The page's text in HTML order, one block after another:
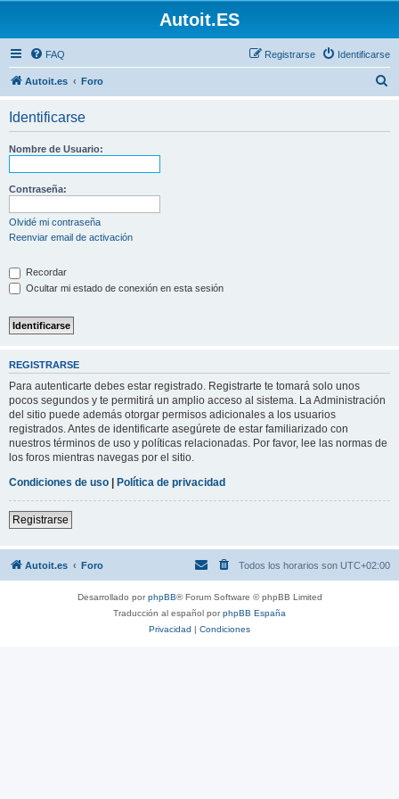
Autoit.ES
FAQ Identificarse
Registrarse
Autoit.es Foro
Identificarse
Nombre de Usuario:
Contraseña:
Olvidé mi contraseña
Reenviar email de activación
Recordar
Ocultar mi estado de conexión en esta sesión
REGISTRARSE
Para autenticarte debes estar registrado. Registrarte te tomará solo unos
pocos segundos y te permitirá un amplio acceso al sistema. La Administración
del sitio puede además otorgar permisos adicionales a los usuarios
registrados. Antes de identificarte asegúrete de estar familiarizado con
nuestros términos de uso y políticas relacionadas. Por favor, lee las normas de
los foros mientras navegas por el sitio.
Condiciones de uso | Política de privacidad
Registrarse
Autoit.es Foro Todos los horarios son UTC+02:00
Desarrollado porphpBB® Forum Software © phpBB Limited
Traducción al español porphpBB España
Privacidad | Condiciones